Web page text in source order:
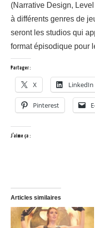
(Narrative Design,
à différents genres de
seront les studios qui
format épisodique pour
Partager :
X LinkedIn
Pinterest
J’aime ça :
Articles similaires